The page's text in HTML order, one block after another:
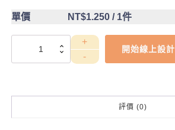
單價 NT$1.250/ 1件
DCT4CA0026
開始線上設計
評價 (0)